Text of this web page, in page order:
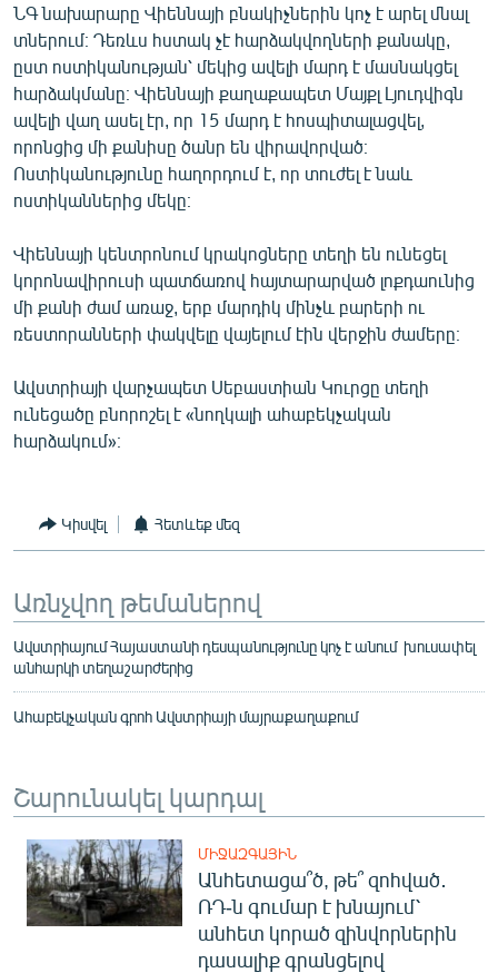
«Ազատության» բոլոր կայքերը
ՆԳ նախարարը Վիեննայի բնակիչներին կոչ է արել մնալ
տներում։ Դեռևս հստակ չէ հարձակվողների քանակը,
ըստ ոստիկանության՝ մեկից ավելի մարդ է մասնակցել
հարձակմանը։ Վիեննայի քաղաքապետ Մայքլ Լյուդվիգն
ավելի վաղ ասել էր, որ 15 մարդ է հոսպիտալացվել,
որոնցից մի քանիսը ծանր են վիրավորված։
Ոստիկանությունը հաղորդում է, որ տուժել է նաև
ոստիկաններից մեկը։
Վիեննայի կենտրոնում կրակոցները տեղի են ունեցել
կորոնավիրուսի պատճառով հայտարարված լոքդաունից
մի քանի ժամ առաջ, երբ մարդիկ մինչև բարերի ու
ռեստորանների փակվելը վայելում էին վերջին ժամերը։
Ավստրիայի վարչապետ Սեբաստիան Կուրցը տեղի
ունեցածը բնորոշել է «նողկալի ահաբեկչական
հարձակում»։
Կիսվել Հետևեք մեզ
Առնչվող թեմաներով
Ավստրիայում Հայաստանի դեսպանությունը կոչ է անում խուսափել
անհարկի տեղաշարժերից
Ահաբեկչական գրոհ Ավստրիայի մայրաքաղաքում
Շարունակել կարդալ
ՄԻՋԱԶԳԱՅԻՆ
Անհետացա՞ծ, թե՞ զոհված․
ՌԴ-ն գումար է խնայում՝
անհետ կորած զինվորներին
դասալիք գրանցելով